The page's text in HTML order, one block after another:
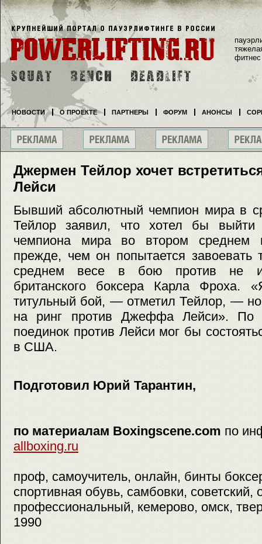
Джермен Тейлор хочет
Лейси
Бывший абсолютный чемпион мира в
Тейлор заявил, что хотел бы выйти
чемпиона мира во втором
прежде, чем он попытается завоевать
среднем весе в бою против не
британского боксера Карла Фроха.
титульный бой, — отметил Тейлор, —
на ринг против Джеффа Лейси». По
поединок против Лейси мог бы
в США.
Подготовил Юрий Тарантин,
по материалам Boxingscene.com по
allboxing.ru
проф, самоучитель, онлайн, бинты
спортивная обувь, самбовки, советский,
профессиональный, кемерово, омск,
1990
фитнес
НОВОСТИ О ПРОЕКТЕ ПАРТНЕРЫ ФОРУМ АНОНСЫ